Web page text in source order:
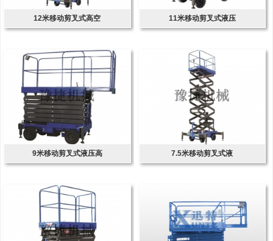
12米移动剪叉式高空 11米移动剪叉式液压
9米移动剪叉式液压高 7.5米移动剪叉式液